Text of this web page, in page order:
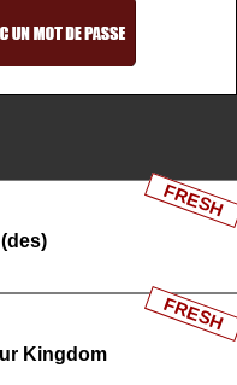
FRESH
Kingdom
FRESH